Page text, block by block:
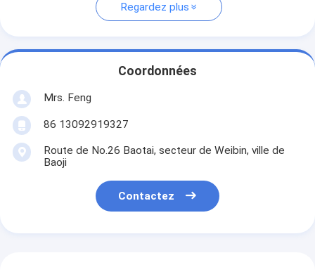
Regardez plus
Coordonnées
Mrs. Feng
86 13092919327
Route de No.26 Baotai, secteur de Weibin, ville de
Baoji
Contactez